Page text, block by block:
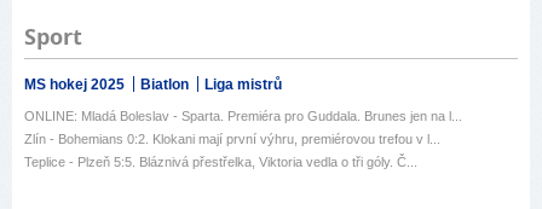
Sport
MS hokej 2025 Biatlon Liga mistrů
ONLINE: Mladá Boleslav - Sparta. Premiéra pro Guddala. Brunes jen na l...
Zlín - Bohemians 0:2. Klokani mají první výhru, premiérovou trefou v l...
Teplice - Plzeň 5:5. Bláznivá přestřelka, Viktoria vedla o tři góly. Č...